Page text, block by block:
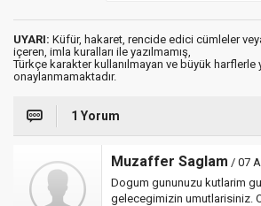
UYARI: Küfür, hakaret, rencide edici cümleler
içeren, imla kuralları ile yazılmamış,
Türkçe karakter kullanılmayan ve büyük harflerle
onaylanmamaktadır.
1 Yorum
Muzaffer Saglam / 07
Dogum gununuzu kutlarim
gelecegimizin umutlarisiniz.